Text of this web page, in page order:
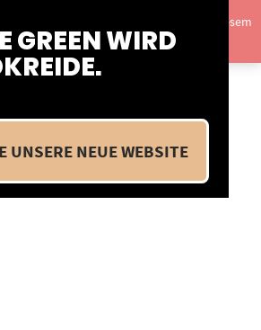
GREEN WIRD
UNSERE NEUE WEBSITE
befinden wir uns im Betriebsurlaub. In diesem
kein Versand statt.Ausblenden